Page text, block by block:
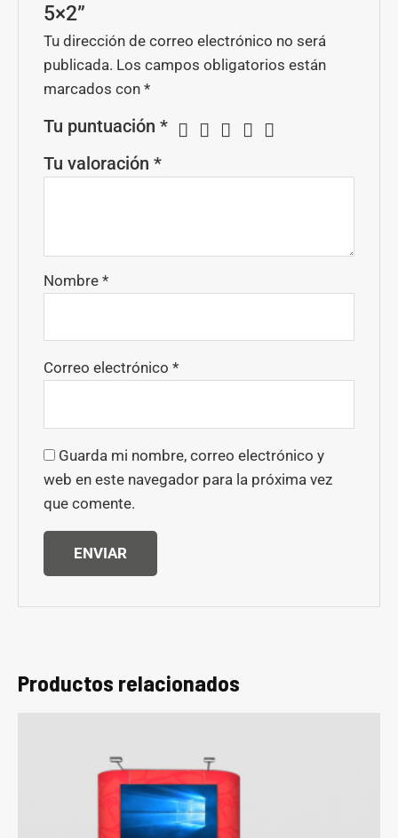
5×2”
Tu dirección de correo electrónico no será
publicada. Los campos obligatorios están
marcados con*
Tu puntuación*
Tu valoración*
Nombre*
Correo electrónico*
Guarda mi nombre, correo electrónico y
web en este navegador para la próxima vez
que comente.
Productos relacionados